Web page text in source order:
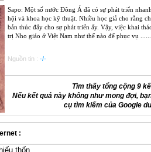
Sapo: Một số nước Ðông Á đã có sự phát triển
hội và khoa học kỹ thuật. Nhiều học giả cho rằng
bản thúc đẩy cho sự phát triển ấy. Vậy, việc khai
trị Nho giáo ở Việt Nam như thế nào để phục vụ ......
Nguồn tin : -/-
Tìm thấy tổng cộng 9
Nếu kết quả này không như mong đợi,
cụ tìm kiếm của Google
: